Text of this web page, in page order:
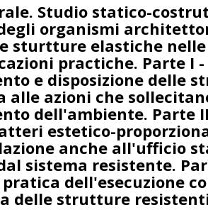
Studio statico-
organismi
sturtture elastiche nelle
practiche. Parte I
e disposizione delle
alle azioni che
dell'ambiente. Parte
estetico-
anche all'ufficio
sistema resistente.
dell'esecuzione
delle strutture